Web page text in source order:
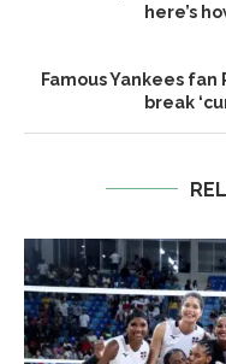
here’s
Famous Yankees
break